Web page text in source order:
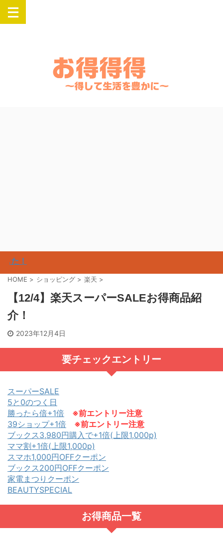
！
HOME > ショッピング > 楽天 >
【12/4】楽天スーパーSALEお得商品紹
介！
2023年12月4日
要チェックエントリー
スーパーSALE
5と0のつく日
勝ったら倍+1倍
※前エントリー注意
39ショップ+1倍
※前エントリー注意
ブックス3,980円購入で+1倍(上限1,000p)
ママ割+1倍(上限1,000p)
スマホ1,000円OFFクーポン
ブックス200円OFFクーポン
家電まつりクーポン
BEAUTYSPECIAL
お得商品一覧